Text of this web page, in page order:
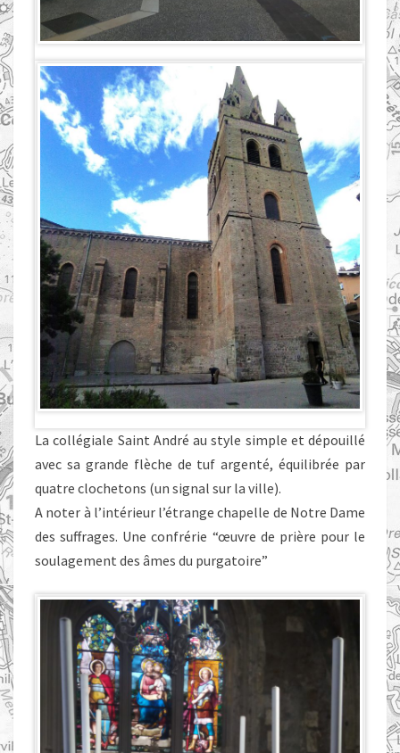
La collégiale Saint André au style simple et dépouillé
avec sa grande flèche de tuf argenté, équilibrée par
quatre clochetons (un signal sur la ville).
A noter à l’intérieur l’étrange chapelle de Notre Dame
des suffrages. Une confrérie “œuvre de prière pour le
soulagement des âmes du purgatoire”